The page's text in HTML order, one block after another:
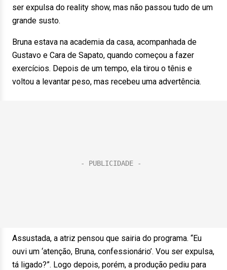
ser expulsa do reality show, mas não passou tudo de um
grande susto.
Bruna estava na academia da casa, acompanhada de
Gustavo e Cara de Sapato, quando começou a fazer
exercícios. Depois de um tempo, ela tirou o tênis e
voltou a levantar peso, mas recebeu uma advertência.
Assustada, a atriz pensou que sairia do programa. “Eu
ouvi um ‘atenção, Bruna, confessionário’. Vou ser expulsa,
tá ligado?”. Logo depois, porém, a produção pediu para